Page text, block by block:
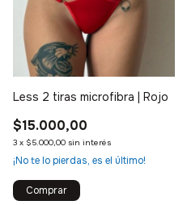
Less 2 tiras microfibra | Rojo
$15.000,00
3 x $5.000,00 sin interés
¡No te lo pierdas, es el último!